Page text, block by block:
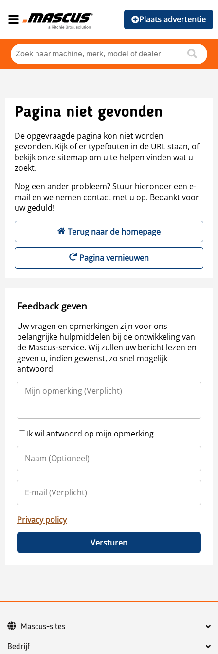
Plaats advertentie
Pagina niet gevonden
De opgevraagde pagina kon niet worden
gevonden. Kijk of er typefouten in de URL staan, of
bekijk onze sitemap om u te helpen vinden wat u
zoekt.
Nog een ander probleem? Stuur hieronder een e-
mail en we nemen contact met u op. Bedankt voor
uw geduld!
Terug naar de homepage
Pagina vernieuwen
Feedback geven
Uw vragen en opmerkingen zijn voor ons
belangrijke hulpmiddelen bij de ontwikkeling van
de Mascus-service. Wij zullen uw bericht lezen en
geven u, indien gewenst, zo snel mogelijk
antwoord.
Ik wil antwoord op mijn opmerking
Privacy policy
Versturen
Bedrijf
Mascus-sites